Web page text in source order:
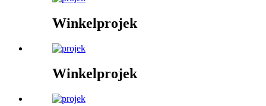
Winkelprojek
Winkelprojek